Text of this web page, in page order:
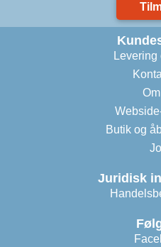
Levering
Butik og
Juridisk